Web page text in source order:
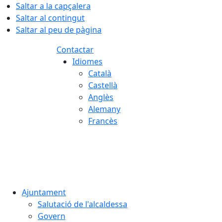
Saltar a la capçalera
Saltar al contingut
Saltar al peu de pàgina
Contactar
Idiomes
Català
Castellà
Anglès
Alemany
Francès
Ajuntament
Salutació de l'alcaldessa
Govern